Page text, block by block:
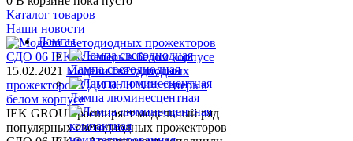
Каталог товаров
Лампы
Лампа светодиодная
Лампа люминесцентная
Наши новости
15.02.2021 Модели светодиодных
прожекторов СДО 06 IEK®: теперь в
белом корпусе
IEK GROUP расширяет модельный ряд
популярных светодиодных прожекторов